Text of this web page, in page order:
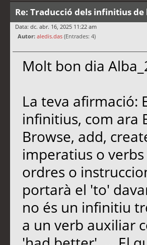
Re: Traducció dels infinitius de
Data: dc. abr. 16, 2025 11:22 am
Autor: aledis.das (Entrades: 4)
Molt bon dia
La teva afirmació:
infinitius, com ara
Browse, add,
imperatius o
ordres o
portarà el 'to'
no és un infinitiu
a un verb auxiliar